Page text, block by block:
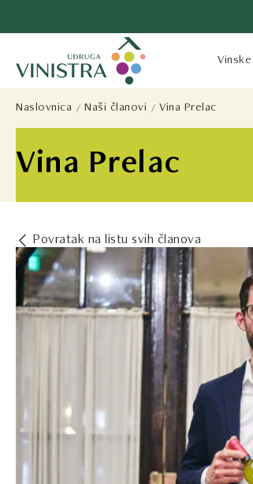
Vina Prelac
Naslovnica Naši članovi Vina Prelac
Povratak na listu svih članova